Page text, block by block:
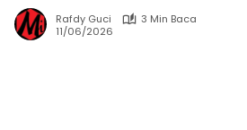
Rafdy Guci
3 Min Baca
11/06/2026